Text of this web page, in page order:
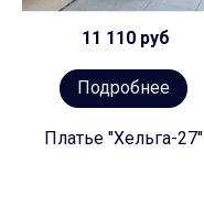
11 110 руб
Подробнее
Платье "Хельга-27"